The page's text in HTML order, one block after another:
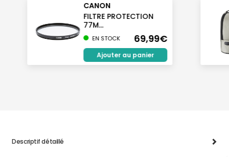
CANON
FILTRE PROTECTION
77M...
69,99€
EN STOCK
Ajouter au panier
Descriptif détaillé